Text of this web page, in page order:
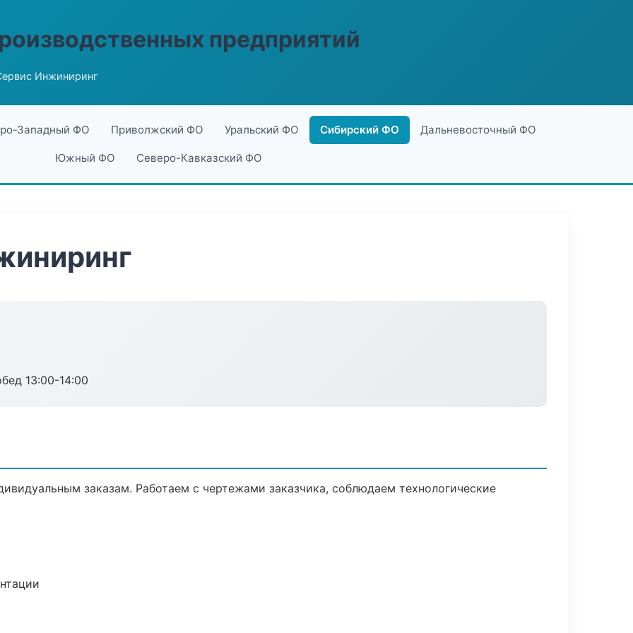
предприятий
Инжиниринг
Западный ФО Приволжский ФО Уральский ФО Сибирский ФО Дальневосточный ФО
Южный ФО Северо-Кавказский ФО
13:00-14:00
заказам. Работаем с чертежами заказчика, соблюдаем технологические